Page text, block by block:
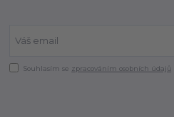
Souhlasím se zpracováním osobních údajů